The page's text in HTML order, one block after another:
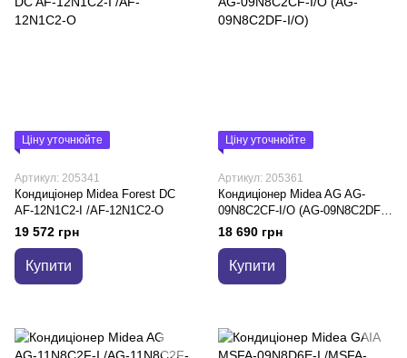
Ціну уточнюйте
Артикул: 205341
Кондиціонер Midea Forest DC
AF-12N1C2-I /AF-12N1C2-O
19 572 грн
Купити
Ціну уточнюйте
Артикул: 205361
Кондиціонер Midea AG AG-
09N8C2CF-I/O (AG-09N8C2DF-
I/O)
18 690 грн
Купити